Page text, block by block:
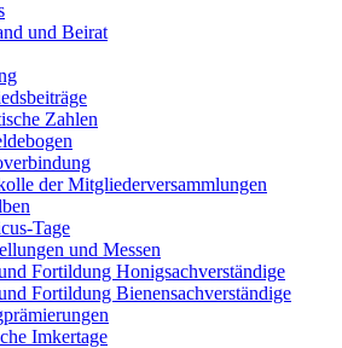
und Beirat
Zahlen
der Mitgliederversammlungen
Tage
und Messen
Fortildung Honigsachverständige
Fortildung Bienensachverständige
Imkertage